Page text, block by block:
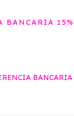
BANCARIA
BANCARIA